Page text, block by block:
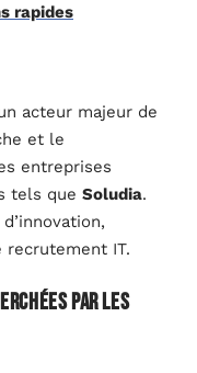
rapides
acteur majeur de
et le
entreprises
tels que Soludia.
IT.
par les